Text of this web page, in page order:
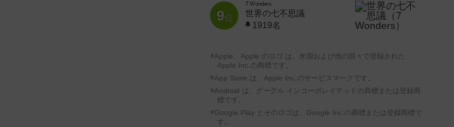
9位
7 Wonders
世界の七不思議
1919名
※Apple、Apple のロゴ は、米国および他の国々で登録された
Apple Inc.の商標です。
※App Store は、Apple Inc.のサービスマークです。
※Android は、グーグル インコーポレイテッドの商標または登録商
標です。
※Google Play とそのロゴは、Google Inc.の商標または登録商標で
す。